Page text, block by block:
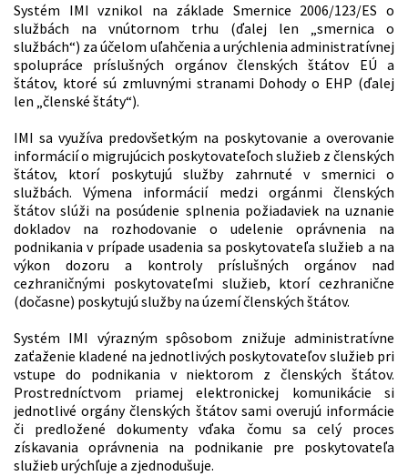
Systém IMI vznikol na základe Smernice 2006/123/ES o
službách na vnútornom trhu (ďalej len „smernica o
službách“) za účelom uľahčenia a urýchlenia administratívnej
spolupráce príslušných orgánov členských štátov EÚ a
štátov, ktoré sú zmluvnými stranami Dohody o EHP (ďalej
len „členské štáty“).
IMI sa využíva predovšetkým na poskytovanie a overovanie
informácií o migrujúcich poskytovateľoch služieb z členských
štátov, ktorí poskytujú služby zahrnuté v smernici o
službách. Výmena informácií medzi orgánmi členských
štátov slúži na posúdenie splnenia požiadaviek na uznanie
dokladov na rozhodovanie o udelenie oprávnenia na
podnikania v prípade usadenia sa poskytovateľa služieb a na
výkon dozoru a kontroly príslušných orgánov nad
cezhraničnými poskytovateľmi služieb, ktorí cezhranične
(dočasne) poskytujú služby na území členských štátov.
Systém IMI výrazným spôsobom znižuje administratívne
zaťaženie kladené na jednotlivých poskytovateľov služieb pri
vstupe do podnikania v niektorom z členských štátov.
Prostredníctvom priamej elektronickej komunikácie si
jednotlivé orgány členských štátov sami overujú informácie
či predložené dokumenty vďaka čomu sa celý proces
získavania oprávnenia na podnikanie pre poskytovateľa
služieb urýchľuje a zjednodušuje.